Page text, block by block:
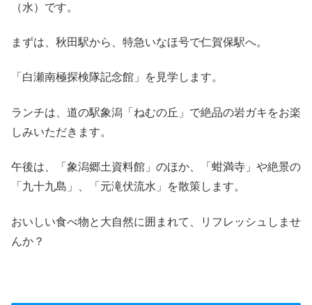
（水）です。
まずは、秋田駅から、特急いなほ号で仁賀保駅へ。
「白瀬南極探検隊記念館」を見学します。
ランチは、道の駅象潟「ねむの丘」で絶品の岩ガキをお楽
しみいただきます。
午後は、「象潟郷土資料館」のほか、「蚶満寺」や絶景の
「九十九島」、「元滝伏流水」を散策します。
おいしい食べ物と大自然に囲まれて、リフレッシュしませ
んか？